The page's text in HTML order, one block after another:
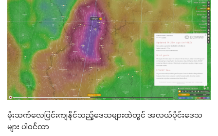
မိုးသက်လေပြင်းကျနိုင်သည့်ဒေသများထဲတွင် အလယ်ပိုင်းဒေသ
များ ပါဝင်လာ